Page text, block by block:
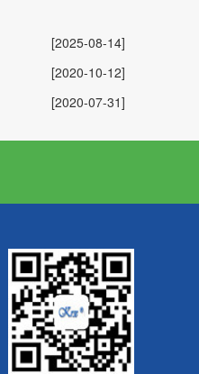
[2025-08-14]
[2020-10-12]
[2020-07-31]